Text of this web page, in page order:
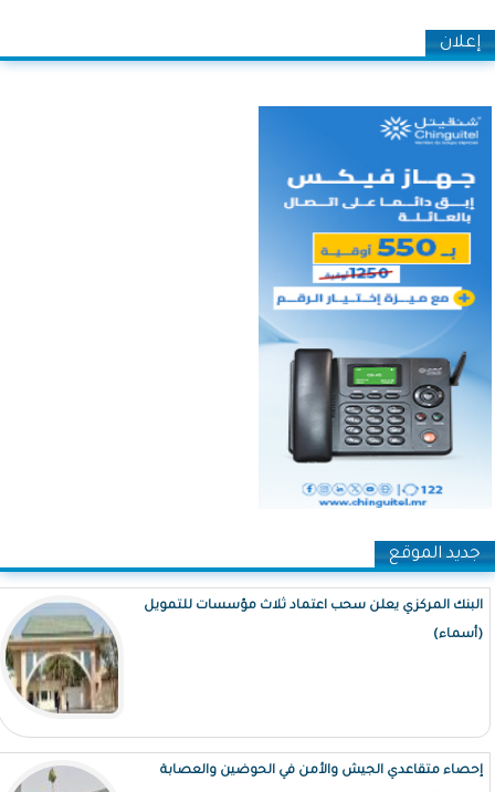
إعلان
جديد الموقع
البنك المركزي يعلن سحب اعتماد ثلاث مؤسسات للتمويل
(أسماء)
إحصاء متقاعدي الجيش والأمن في الحوضين والعصابة